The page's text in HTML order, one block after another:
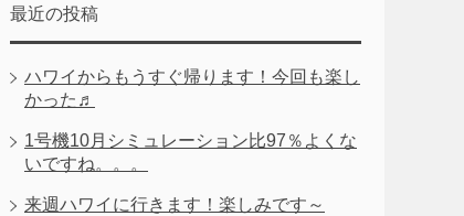
最近の投稿
ハワイからもうすぐ帰ります！今回も楽し
かった♬
1号機10月シミュレーション比97％よくな
いですね。。。
来週ハワイに行きます！楽しみです～